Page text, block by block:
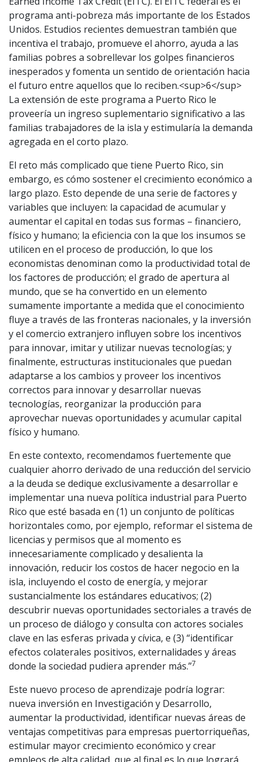
programa anti-pobreza más importante de los Estados
Unidos. Estudios recientes demuestran también que
incentiva el trabajo, promueve el ahorro, ayuda a las
familias pobres a sobrellevar los golpes financieros
inesperados y fomenta un sentido de orientación hacia
el futuro entre aquellos que lo reciben.<sup>6</sup>
La extensión de este programa a Puerto Rico le
proveería un ingreso suplementario significativo a las
familias trabajadores de la isla y estimularía la demanda
agregada en el corto plazo.
El reto más complicado que tiene Puerto Rico, sin
embargo, es cómo sostener el crecimiento económico a
largo plazo. Esto depende de una serie de factores y
variables que incluyen: la capacidad de acumular y
aumentar el capital en todas sus formas – financiero,
físico y humano; la eficiencia con la que los insumos se
utilicen en el proceso de producción, lo que los
economistas denominan como la productividad total de
los factores de producción; el grado de apertura al
mundo, que se ha convertido en un elemento
sumamente importante a medida que el conocimiento
fluye a través de las fronteras nacionales, y la inversión
y el comercio extranjero influyen sobre los incentivos
para innovar, imitar y utilizar nuevas tecnologías; y
finalmente, estructuras institucionales que puedan
adaptarse a los cambios y proveer los incentivos
correctos para innovar y desarrollar nuevas
tecnologías, reorganizar la producción para
aprovechar nuevas oportunidades y acumular capital
físico y humano.
En este contexto, recomendamos fuertemente que
cualquier ahorro derivado de una reducción del servicio
a la deuda se dedique exclusivamente a desarrollar e
implementar una nueva política industrial para Puerto
Rico que esté basada en (1) un conjunto de políticas
horizontales como, por ejemplo, reformar el sistema de
licencias y permisos que al momento es
innecesariamente complicado y desalienta la
innovación, reducir los costos de hacer negocio en la
isla, incluyendo el costo de energía, y mejorar
sustancialmente los estándares educativos; (2)
descubrir nuevas oportunidades sectoriales a través de
un proceso de diálogo y consulta con actores sociales
clave en las esferas privada y cívica, e (3) “identificar
efectos colaterales positivos, externalidades y áreas
donde la sociedad pudiera aprender más.”7
Este nuevo proceso de aprendizaje podría lograr:
nueva inversión en Investigación y Desarrollo,
aumentar la productividad, identificar nuevas áreas de
ventajas competitivas para empresas puertorriqueñas,
estimular mayor crecimiento económico y crear